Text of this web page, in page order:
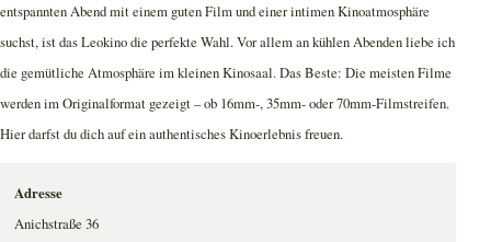
entspannten Abend mit einem guten Film und einer intimen Kinoatmosphäre
suchst, ist das Leokino die perfekte Wahl. Vor allem an kühlen Abenden liebe ich
die gemütliche Atmosphäre im kleinen Kinosaal. Das Beste: Die meisten Filme
werden im Originalformat gezeigt – ob 16mm-, 35mm- oder 70mm-Filmstreifen.
Hier darfst du dich auf ein authentisches Kinoerlebnis freuen.
Adresse
Anichstraße 36